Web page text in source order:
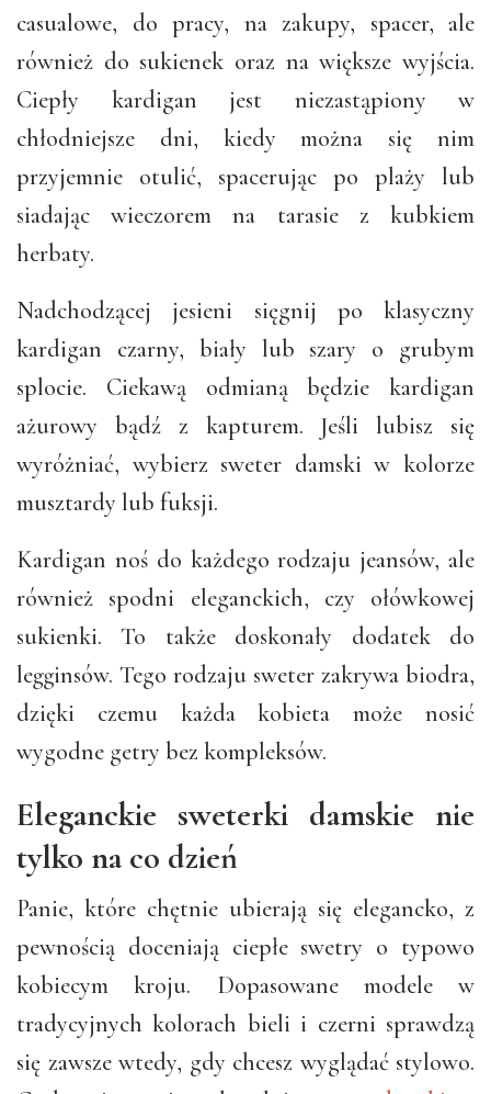
casualowe, do pracy, na zakupy, spacer, ale
również do sukienek oraz na większe wyjścia.
Ciepły kardigan jest niezastąpiony w
chłodniejsze dni, kiedy można się nim
przyjemnie otulić, spacerując po plaży lub
siadając wieczorem na tarasie z kubkiem
herbaty.
Nadchodzącej jesieni sięgnij po klasyczny
kardigan czarny, biały lub szary o grubym
splocie. Ciekawą odmianą będzie kardigan
ażurowy bądź z kapturem. Jeśli lubisz się
wyróżniać, wybierz sweter damski w kolorze
musztardy lub fuksji.
Kardigan noś do każdego rodzaju jeansów, ale
również spodni eleganckich, czy ołówkowej
sukienki. To także doskonały dodatek do
legginsów. Tego rodzaju sweter zakrywa biodra,
dzięki czemu każda kobieta może nosić
wygodne getry bez kompleksów.
Eleganckie sweterki damskie nie
tylko na co dzień
Panie, które chętnie ubierają się elegancko, z
pewnością doceniają ciepłe swetry o typowo
kobiecym kroju. Dopasowane modele w
tradycyjnych kolorach bieli i czerni sprawdzą
się zawsze wtedy, gdy chcesz wyglądać stylowo.